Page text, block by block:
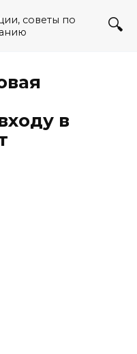
советы по
в